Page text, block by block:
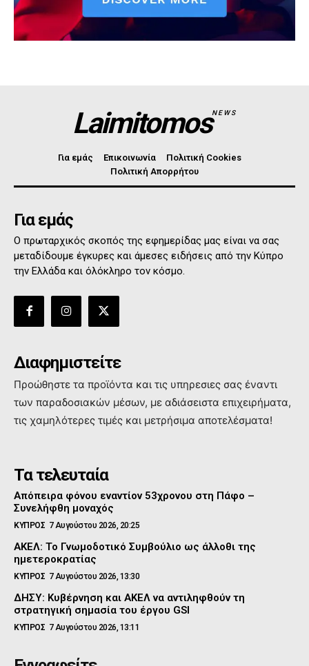
LaimitomosNEWS
Για εμάς Επικοινωνία
Πολιτική Cookies
Πολιτική Απορρήτου
Για εμάς
Ο πρωταρχικός σκοπός της εφημερίδας μας είναι να σας
μεταδίδουμε έγκυρες και άμεσες ειδήσεις από την Κύπρο
την Ελλάδα και όλόκληρο τον κόσμο.
Διαφημιστείτε
Προώθηστε τα προϊόντα και τις υπηρεσιες σας έναντι
των παραδοσιακών μέσων, με αδιάσειστα επιχειρήματα,
τις χαμηλότερες τιμές και μετρήσιμα αποτελέσματα!
Τα τελευταία
Απόπειρα φόνου εναντίον 53χρονου στη Πάφο –
Συνελήφθη μοναχός
ΚΥΠΡΟΣ 7 Αυγούστου 2026, 20:25
ΑΚΕΛ: Το Γνωμοδοτικό Συμβούλιο ως άλλοθι της
ημετεροκρατίας
ΚΥΠΡΟΣ 7 Αυγούστου 2026, 13:30
ΔΗΣΥ: Κυβέρνηση και ΑΚΕΛ να αντιληφθούν τη
στρατηγική σημασία του έργου GSI
ΚΥΠΡΟΣ 7 Αυγούστου 2026, 13:11